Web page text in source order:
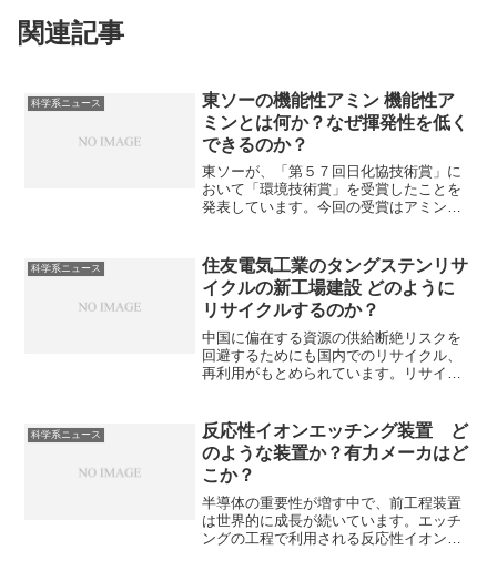
関連記事
科学系ニュース
東ソーの機能性アミン 機能性ア
ミンとは何か？なぜ揮発性を低く
できるのか？
東ソーが、「第５７回日化協技術賞」に
おいて「環境技術賞」を受賞したことを
発表しています。今回の受賞はアミン触
ンの耐久性を低下させにくいという特徴
をもっています。なぜ、低VOCを実現で
きるのか、ポリウレタンの耐久性を上げ
る理由を知ることができます。
科学系ニュース
住友電気工業のタングステンリサ
イクルの新工場建設 どのように
リサイクルするのか？
中国に偏在する資源の供給断絶リスクを
回避するためにも国内でのリサイクル、
再利用がもとめられています。リサイク
科学系ニュース
反応性イオンエッチング装置 ど
のような装置か？有力メーカはど
こか？
半導体の重要性が増す中で、前工程装置
は世界的に成長が続いています。エッチ
ングの工程で利用される反応性イオンエ